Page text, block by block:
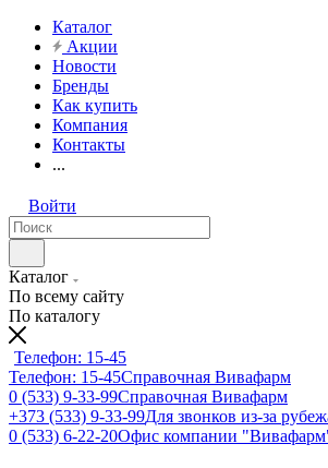
Каталог
Акции
Новости
Бренды
Как купить
Компания
Контакты
...
Войти
Каталог
По всему сайту
По каталогу
Телефон: 15-45
Телефон: 15-45Справочная Вивафарм
0 (533) 9-33-99Справочная Вивафарм
+373 (533) 9-33-99Для звонков из-за
0 (533) 6-22-20Офис компании